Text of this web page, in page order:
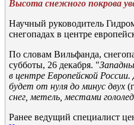
Высота снежного покрова
Научный руководитель
снегопадах в центре
По словам Вильфанда,
субботы, 26 декабря. "
в центре Европейской
будет от нуля до минус двух
снег, метель, местами
Ранее ведущий специалист